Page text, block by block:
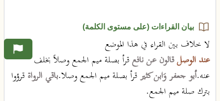
بيان القراءات (على مستوى الكلمة)
لا خلاف بين القراء في هذا الموضع
عند الوصلقالون عن نافعقرأ بصلة ميم الجمع وصلاً بخلف
عنه.أبو جعفر وَابن كثيرقرأ بصلة ميم الجمع وصلا.باقي الرواةقرؤوا
بترك صلة ميم الجمع.